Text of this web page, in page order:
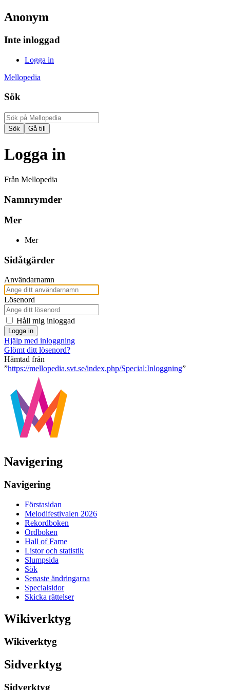
Anonym
Inte inloggad
Logga in
Mellopedia
Sök
Logga in
Från Mellopedia
Namnrymder
Mer
Mer
Sidåtgärder
Användarnamn
Lösenord
Håll mig inloggad
Logga in
Hjälp med inloggning
Glömt ditt lösenord?
Hämtad från
”https://mellopedia.svt.se/index.php/Special:Inloggning”
Navigering
Navigering
Förstasidan
Melodifestivalen 2026
Rekordboken
Ordboken
Hall of Fame
Listor och statistik
Slumpsida
Sök
Senaste ändringarna
Specialsidor
Skicka rättelser
Wikiverktyg
Wikiverktyg
Sidverktyg
Sidverktyg